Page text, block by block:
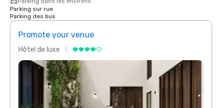
Parking sur rue
Parking des bus
Promote your venue
Hôtel de luxe